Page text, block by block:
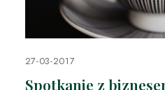
27-03-2017
Spotkanie z